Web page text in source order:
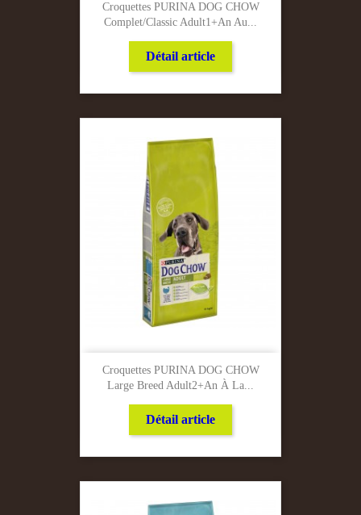
Croquettes PURINA DOG CHOW
Complet/classic Adult1+an Au...
Détail article
Croquettes PURINA DOG CHOW
Large Breed Adult2+an À La...
Détail article